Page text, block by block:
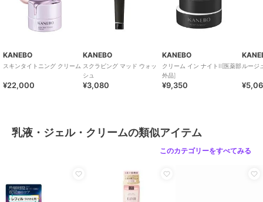
KANEBO
スキンタイトニング クリーム
¥22,000
KANEBO
スクラビング マッド ウォッ
シュ
¥3,080
KANEBO
クリーム イン ナイトII[医薬部
外品]
¥9,350
ルージ
乳液・ジェル・クリームの類似アイテム
このカテゴリーをすべてみる